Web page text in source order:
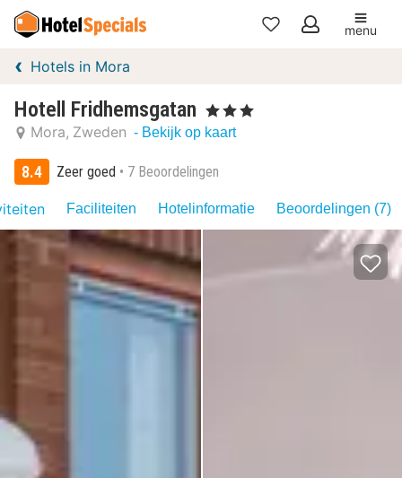
Mijn
menu
Hotels in Mora
Hotell Fridhemsgatan , 3 Sterren
Mora Zweden - Bekijk op kaart
8.4 Zeer goed 7 Beoordelingen
Faciliteiten Hotelinformatie Beoordelingen (7)